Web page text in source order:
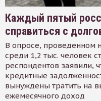
Каждый пятый
справиться с
В опросе, проведенном
среди 1,2 тыс. человек
респондентов заявили,
кредитные
вынуждены тратить на
ежемесячного доход